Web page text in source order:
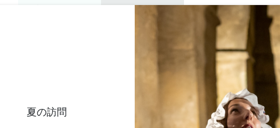
バスケット私の選択
ォンサックのノエル・マルシェ
フォンサックのノエル・マルシェ
夏の訪問